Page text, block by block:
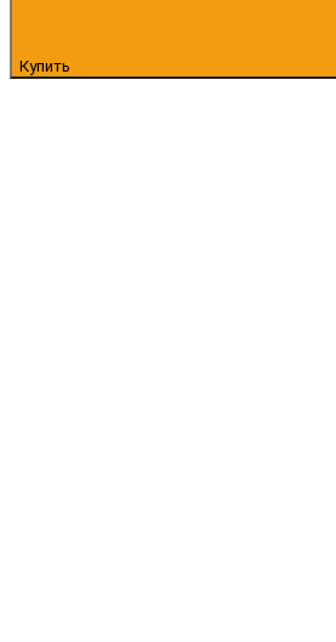
Купить